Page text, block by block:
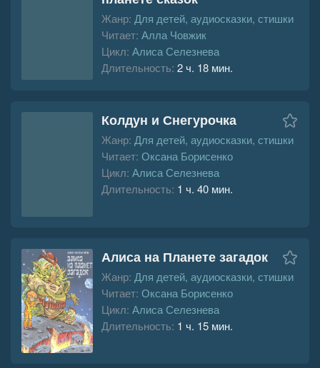
Жанр: Для детей, аудиосказки, стишки
Читает: Алла Човжик
Цикл: Алиса Селезнева
Длительность: 2 ч. 18 мин.
Колдун и Снегурочка
Жанр: Для детей, аудиосказки, стишки
Читает: Оксана Борисенко
Цикл: Алиса Селезнева
Длительность: 1 ч. 40 мин.
Алиса на Планете загадок
Жанр: Для детей, аудиосказки, стишки
Читает: Оксана Борисенко
Цикл: Алиса Селезнева
Длительность: 1 ч. 15 мин.